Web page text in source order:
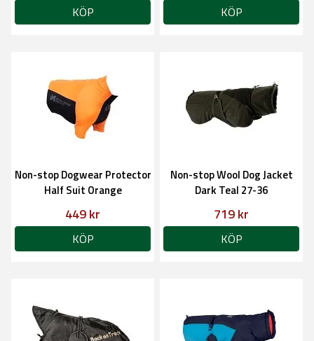
KÖP KÖP
Non-stop Dogwear Protector
Half Suit Orange
449 kr
KÖP
Non-stop Wool Dog Jacket
Dark Teal 27-36
719 kr
KÖP